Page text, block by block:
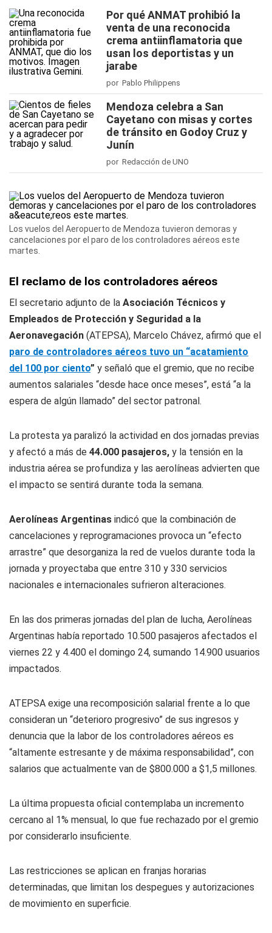
Por qué ANMAT prohibió la
venta de una reconocida
crema antiinflamatoria que
usan los deportistas y un
jarabe
por Pablo Philippens
Mendoza celebra a San
Cayetano con misas y cortes
de tránsito en Godoy Cruz y
Junín
por Redacción de UNO
Los vuelos del Aeropuerto de Mendoza tuvieron demoras y
cancelaciones por el paro de los controladores aéreos este
martes.
El reclamo de los controladores aéreos
El secretario adjunto de la Asociación Técnicos y
Empleados de Protección y Seguridad a la
Aeronavegación (ATEPSA), Marcelo Chávez, afirmó que el
paro de controladores aéreos tuvo un “acatamiento
del 100 por ciento” y señaló que el gremio, que no recibe
aumentos salariales “desde hace once meses”, está “a la
espera de algún llamado” del sector patronal.
La protesta ya paralizó la actividad en dos jornadas previas
y afectó a más de 44.000 pasajeros, y la tensión en la
industria aérea se profundiza y las aerolíneas advierten que
el impacto se sentirá durante toda la semana.
Aerolíneas Argentinas indicó que la combinación de
cancelaciones y reprogramaciones provoca un “efecto
arrastre” que desorganiza la red de vuelos durante toda la
jornada y proyectaba que entre 310 y 330 servicios
nacionales e internacionales sufrieron alteraciones.
En las dos primeras jornadas del plan de lucha, Aerolíneas
Argentinas había reportado 10.500 pasajeros afectados el
viernes 22 y 4.400 el domingo 24, sumando 14.900 usuarios
impactados.
ATEPSA exige una recomposición salarial frente a lo que
consideran un “deterioro progresivo” de sus ingresos y
denuncia que la labor de los controladores aéreos es
“altamente estresante y de máxima responsabilidad”, con
salarios que actualmente van de $800.000 a $1,5 millones.
La última propuesta oficial contemplaba un incremento
cercano al 1% mensual, lo que fue rechazado por el gremio
por considerarlo insuficiente.
Las restricciones se aplican en franjas horarias
determinadas, que limitan los despegues y autorizaciones
de movimiento en superficie.